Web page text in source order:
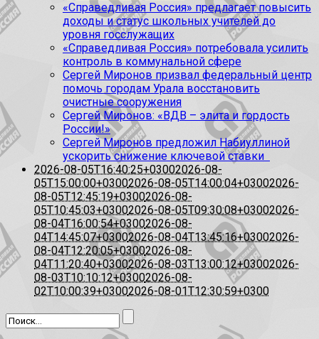
«Справедливая Россия» предлагает повысить
доходы и статус школьных учителей до
уровня госслужащих
«Справедливая Россия» потребовала усилить
контроль в коммунальной сфере
Сергей Миронов призвал федеральный центр
помочь городам Урала восстановить
очистные сооружения
Сергей Миронов: «ВДВ – элита и гордость
России!»
Сергей Миронов предложил Набиуллиной
ускорить снижение ключевой ставки
2026-08-05T16:40:25+03002026-08-
05T15:00:00+03002026-08-05T14:00:04+03002026-
08-05T12:45:19+03002026-08-
05T10:45:03+03002026-08-05T09:30:08+03002026-
08-04T16:00:54+03002026-08-
04T14:45:07+03002026-08-04T13:45:16+03002026-
08-04T12:20:05+03002026-08-
04T11:20:40+03002026-08-03T13:00:12+03002026-
08-03T10:10:12+03002026-08-
02T10:00:39+03002026-08-01T12:30:59+0300